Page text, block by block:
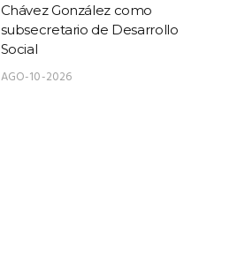
Chávez González como
subsecretario de Desarrollo
Social
AGO-10-2026